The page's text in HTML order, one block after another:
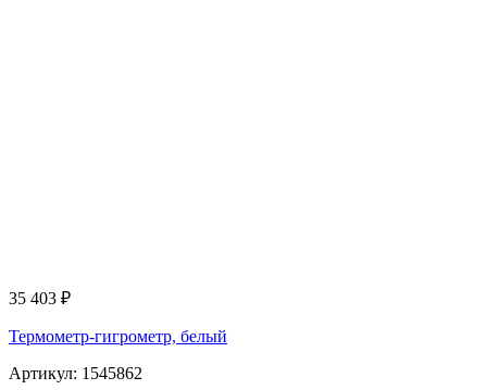
35 403 ₽
Термометр-гигрометр, белый
Артикул: 1545862